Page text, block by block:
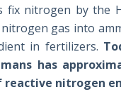
fix nitrogen by the
gas into
in fertilizers.
has
reactive nitrogen